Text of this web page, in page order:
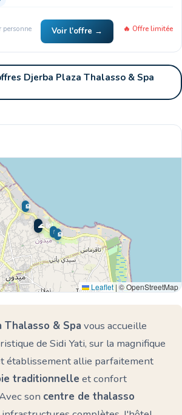
personne Voir l'offre → 🔥 Offre limitée
Djerba Plaza Thalasso & Spa
🌊 Ici
🏨🏨
🏨
Leaflet | © OpenStreetMap
Thalasso & Spa vous accueille
de Sidi Yati, sur la magnifique
établissement allie parfaitement
traditionnelle et confort
son centre de thalasso